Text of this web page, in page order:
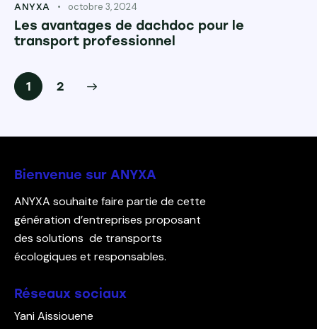
ANYXA octobre 3, 2024
Les avantages de dachdoc pour le
transport professionnel
1 2
Bienvenue sur ANYXA
ANYXA souhaite faire partie de cette
génération d’entreprises proposant
des solutions de transports
écologiques et responsables.
Réseaux sociaux
Yani Aissiouene